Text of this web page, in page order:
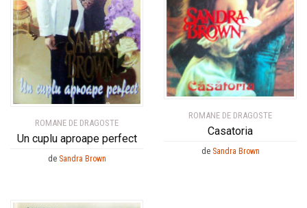
ROMANE DE DRAGOSTE
Un cuplu aproape perfect
de Sandra Brown
ROMANE DE DRAGOSTE
Casatoria
de Sandra Brown